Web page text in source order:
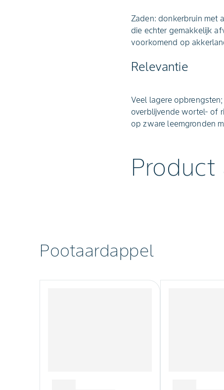
Zaden: donkerbruin met
die echter gemakkelijk
voorkomend op
Relevantie
Veel lagere
overblijvende wortel- of
op zware leemgronden
Pootaardappel